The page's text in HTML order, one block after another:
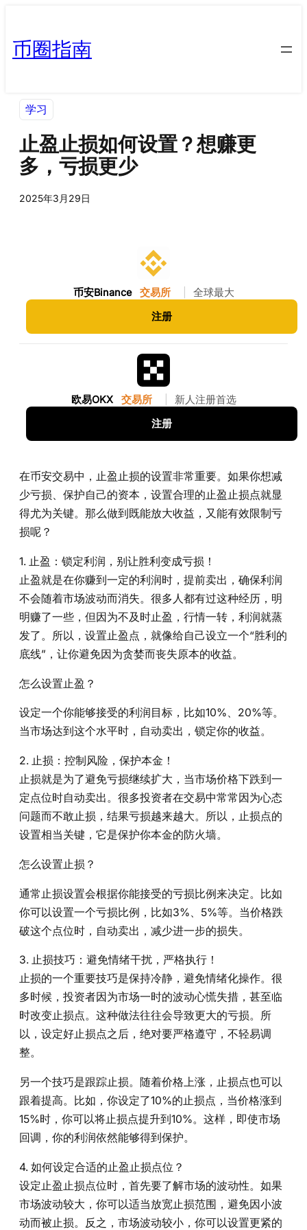
币圈指南
学习
止盈止损如何设置？想赚更
多，亏损更少
2025年3月29日
币安Binance 交易所 全球最大
注册
欧易OKX 交易所 新人注册首选
注册
在币安交易中，止盈止损的设置非常重要。如果你想减
少亏损、保护自己的资本，设置合理的止盈止损点就显
得尤为关键。那么做到既能放大收益，又能有效限制亏
损呢？
1. 止盈：锁定利润，别让胜利变成亏损！
止盈就是在你赚到一定的利润时，提前卖出，确保利润
不会随着市场波动而消失。很多人都有过这种经历，明
明赚了一些，但因为不及时止盈，行情一转，利润就蒸
发了。所以，设置止盈点，就像给自己设立一个“胜利的
底线”，让你避免因为贪婪而丧失原本的收益。
怎么设置止盈？
设定一个你能够接受的利润目标，比如10%、20%等。
当市场达到这个水平时，自动卖出，锁定你的收益。
2. 止损：控制风险，保护本金！
止损就是为了避免亏损继续扩大，当市场价格下跌到一
定点位时自动卖出。很多投资者在交易中常常因为心态
问题而不敢止损，结果亏损越来越大。所以，止损点的
设置相当关键，它是保护你本金的防火墙。
怎么设置止损？
通常止损设置会根据你能接受的亏损比例来决定。比如
你可以设置一个亏损比例，比如3%、5%等。当价格跌
破这个点位时，自动卖出，减少进一步的损失。
3. 止损技巧：避免情绪干扰，严格执行！
止损的一个重要技巧是保持冷静，避免情绪化操作。很
多时候，投资者因为市场一时的波动心慌失措，甚至临
时改变止损点。这种做法往往会导致更大的亏损。所
以，设定好止损点之后，绝对要严格遵守，不轻易调
整。
另一个技巧是跟踪止损。随着价格上涨，止损点也可以
跟着提高。比如，你设定了10%的止损点，当价格涨到
15%时，你可以将止损点提升到10%。这样，即使市场
回调，你的利润依然能够得到保护。
4. 如何设定合适的止盈止损点位？
设定止盈止损点位时，首先要了解市场的波动性。如果
市场波动较大，你可以适当放宽止损范围，避免因小波
动而被止损。反之，市场波动较小，你可以设置更紧的